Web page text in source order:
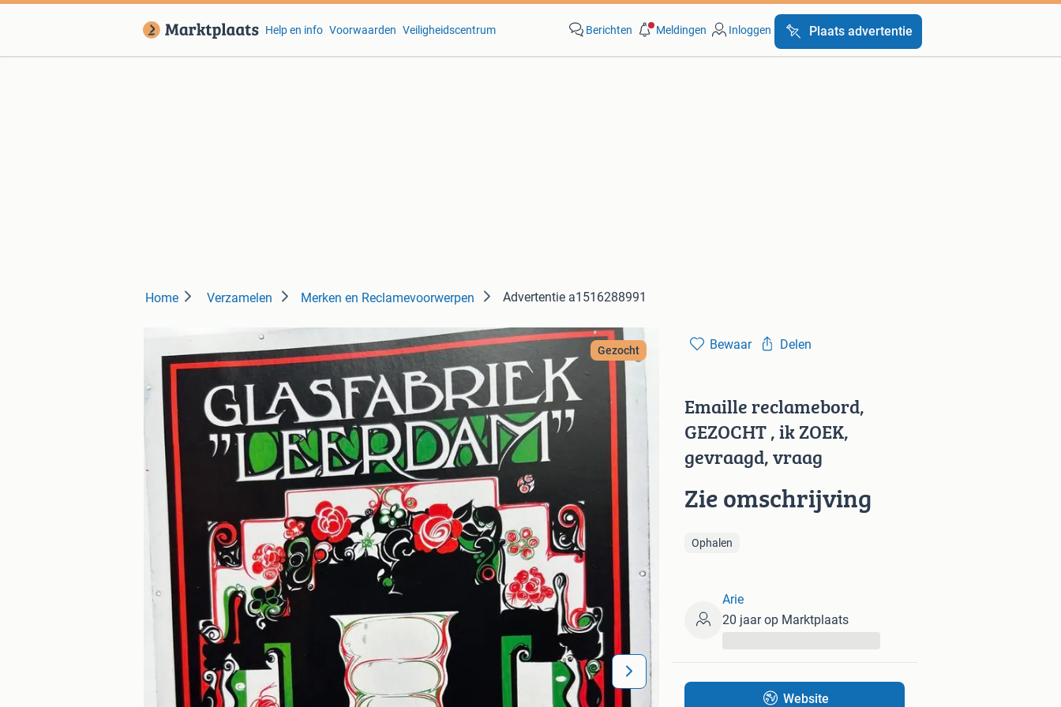
Help en info Voorwaarden Veiligheidscentrum Berichten Meldingen Inloggen Plaats advertentie
Home Verzamelen Merken en Reclamevoorwerpen Advertentie a1516288991
Gezocht Bewaar Delen
Emaille reclamebord,
GEZOCHT , ik ZOEK,
gevraagd, vraag
Zie omschrijving
Ophalen
Arie
20 jaar op Marktplaats
Website